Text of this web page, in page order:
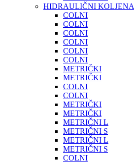
HIDRAULIČNI KOLJENA
COLNI
COLNI
COLNI
COLNI
COLNI
COLNI
METRIČKI
METRIČKI
COLNI
COLNI
METRIČKI
METRIČKI
METRIČNI L
METRIČNI S
METRIČNI L
METRIČNI S
COLNI